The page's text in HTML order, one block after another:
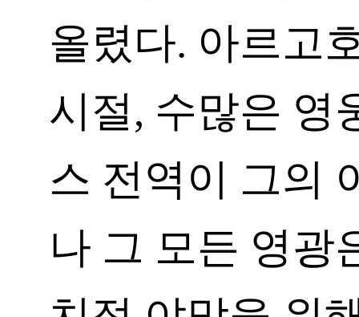
올렸다. 아르고
시절, 수많은 영
스 전역이 그의
나 그 모든 영광